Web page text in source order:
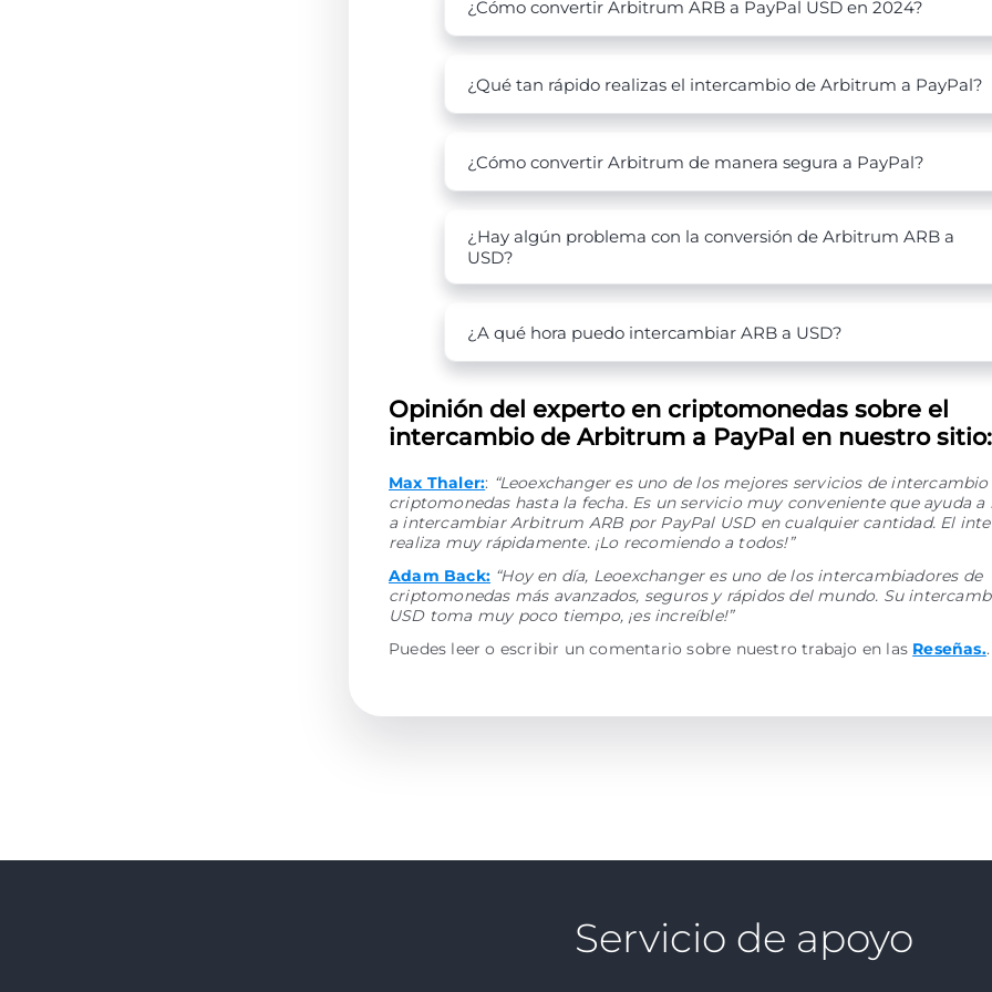
¿Cómo convertir Arbitrum ARB a PayPal USD en 2024?
¿Qué tan rápido realizas el intercambio de Arbitrum a PayPal?
¿Cómo convertir Arbitrum de manera segura a PayPal?
¿Hay algún problema con la conversión de Arbitrum ARB a
USD?
¿A qué hora puedo intercambiar ARB a USD?
Opinión del experto en criptomonedas sobre el
intercambio de Arbitrum a PayPal en nuestro sitio:
Max Thaler:: “Leoexchanger es uno de los mejores servicios de intercambio
criptomonedas hasta la fecha. Es un servicio muy conveniente que ayuda a
a intercambiar Arbitrum ARB por PayPal USD en cualquier cantidad. El
realiza muy rápidamente. ¡Lo recomiendo a todos!”
Adam Back: “Hoy en día, Leoexchanger es uno de los intercambiadores de
criptomonedas más avanzados, seguros y rápidos del mundo. Su
USD toma muy poco tiempo, ¡es increíble!”
Puedes leer o escribir un comentario sobre nuestro trabajo en las Reseñas..
Servicio de apoyo